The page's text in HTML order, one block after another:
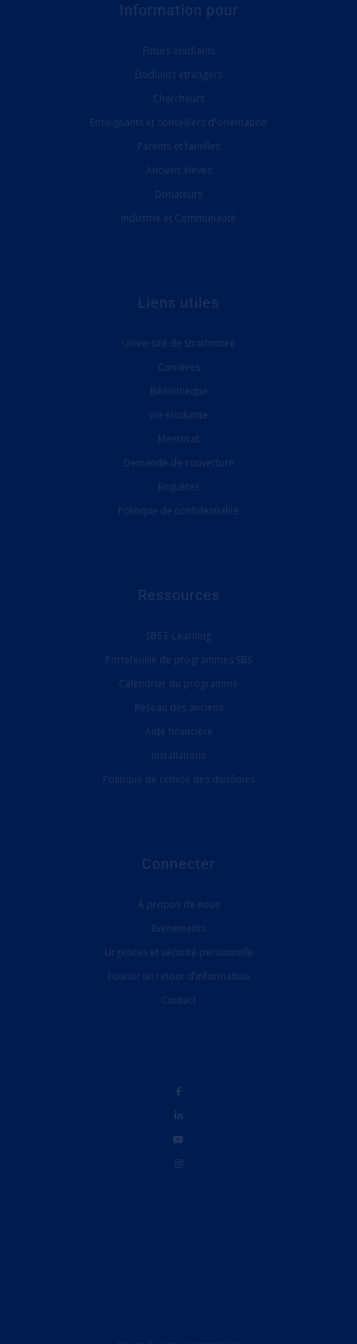
Information pour
Futurs étudiants
Étudiants étrangers
Chercheurs
Enseignants et conseillers d'orientation
Parents et familles
Anciens élèves
Donateurs
Industrie et Communauté
Liens utiles
Université de Strathmore
Carrières
Bibliothèque
Vie étudiante
Mentorat
Demande de couverture
Enquêtes
Politique de confidentialité
Ressources
SBS E-Learning
Portefeuille de programmes SBS
Calendrier du programme
Réseau des anciens
Aide financière
Installations
Politique de remise des diplômes
Connecter
À propos de nous
Evénements
Urgences et sécurité personnelle
Fournir un retour d'information
Contact